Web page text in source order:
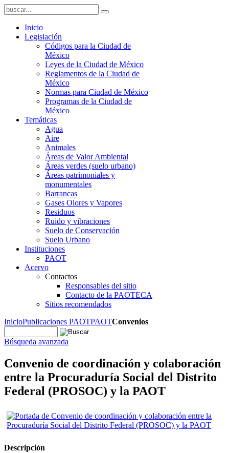
Inicio
Legislación
Códigos para la Ciudad de
México
Leyes de la Ciudad de México
Reglamentos de la Ciudad de
México
Normas para Ciudad de México
Programas de la Ciudad de
México
Temáticas
Agua
Aire
Animales
Áreas de Valor Ambiental
Áreas verdes (suelo urbano)
Áreas patrimoniales y
monumentales
Barrancas
Gases Olores y Vapores
Residuos
Ruido y vibraciones
Suelo de Conservación
Suelo Urbano
Instituciones
PAOT
Acervo
Contactos
Responsables del sitio
Contacto de la PAOTECA
Sitios recomendados
InicioPublicaciones PAOTPAOTConvenios
Búsqueda avanzada
Convenio de coordinación y colaboración
entre la Procuraduría Social del Distrito
Federal (PROSOC) y la PAOT
Descripción